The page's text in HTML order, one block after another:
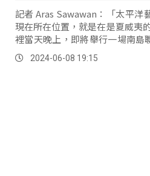
記者 Aras Sawawan：「太平洋
現在所在位置，就是在是夏威夷
裡當天晚上，即將舉行一場南島
的代表團、復活節島等代表團都
送上，由kukui種子做成的項鍊。
2024-06-08 19:15